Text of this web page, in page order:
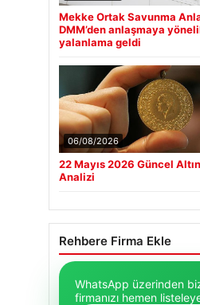
Mekke Ortak Savunma
DMM’den anlaşmaya
yalanlama geldi
06/08/2026
22 Mayıs 2026 Güncel
Analizi
Rehbere Firma Ekle
WhatsApp üzerinden
firmanızı hemen